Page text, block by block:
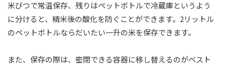
米びつで常温保存、残りはペットボトルで冷蔵庫というよう
に分けると、精米後の酸化を防ぐことができます。2リットル
のペットボトルならだいたい一升の米を保存できます。
また、保存の際は、密閉できる容器に移し替えるのがベスト